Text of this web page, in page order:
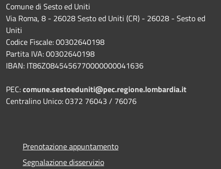
Comune di Sesto ed Uniti
Via Roma, 8 - 26028 Sesto ed Uniti (CR) - 26028 - Sesto ed
Uniti
Codice Fiscale: 00302640198
Partita IVA: 00302640198
IBAN: IT86Z0845456770000000041636
PEC:comune.sestoeduniti@pec.regione.lombardia.it
Centralino Unico: 0372 76043 / 76076
Prenotazione appuntamento
Segnalazione disservizio